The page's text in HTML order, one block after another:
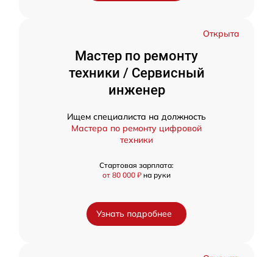
Открыта
Мастер по ремонту
техники / Сервисный
инженер
Ищем специалиста на должность
Мастера по ремонту цифровой
техники
Стартовая зарплата:
от 80 000 ₽ на руки
Узнать подробнее